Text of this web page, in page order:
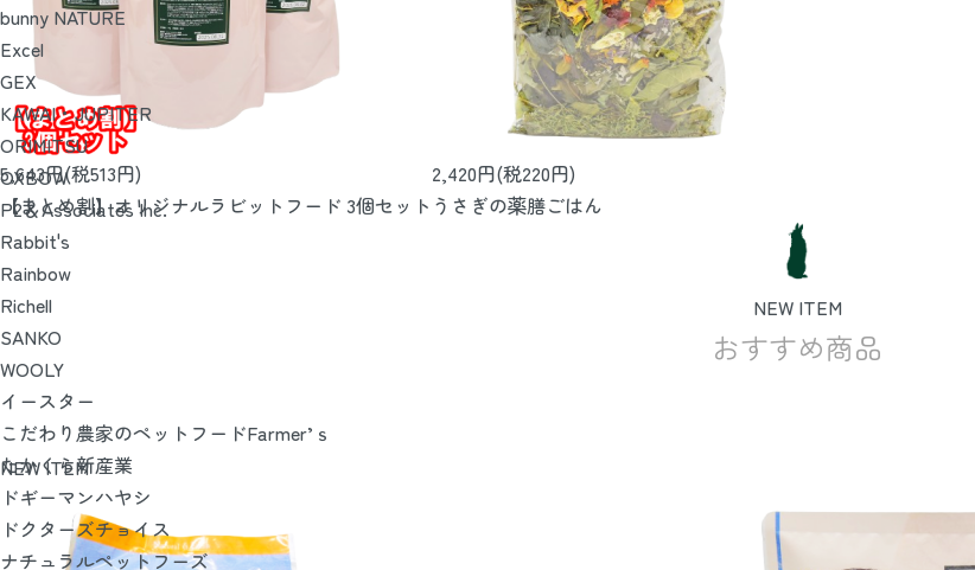
bunny NATURE
Excel
GEX
KAWAI・JUPITER
ORIMITSU
OXBOW
P2＆Associates Inc.
Rabbit's
Rainbow
Richell
SANKO
WOOLY
イースター
こだわり農家のペットフードFarmer’ｓ
たかくら新産業
ドギーマンハヤシ
ドクターズチョイス
ナチュラルペットフーズ
5,643円(税513円)
【まとめ割】オリジナルラビットフード 3個セット
2,420円(税220円)
うさぎの薬膳ごはん
NEW ITEM
おすすめ商品
NEW ITEM